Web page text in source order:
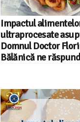
Impactul
ultraprocesate
Domnul Doctor
Bălănică ne